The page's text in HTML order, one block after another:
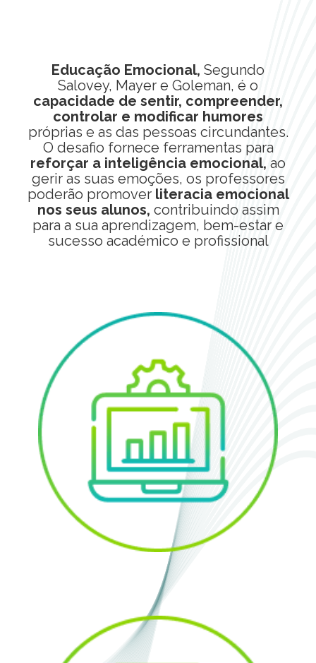
Educação Emocional, Segundo
Salovey, Mayer e Goleman, é o
capacidade de sentir, compreender,
controlar e modificar humores
próprias e as das pessoas circundantes.
O desafio fornece ferramentas para
reforçar a inteligência emocional, ao
gerir as suas emoções, os professores
poderão promover literacia emocional
nos seus alunos, contribuindo assim
para a sua aprendizagem, bem-estar e
sucesso académico e profissional